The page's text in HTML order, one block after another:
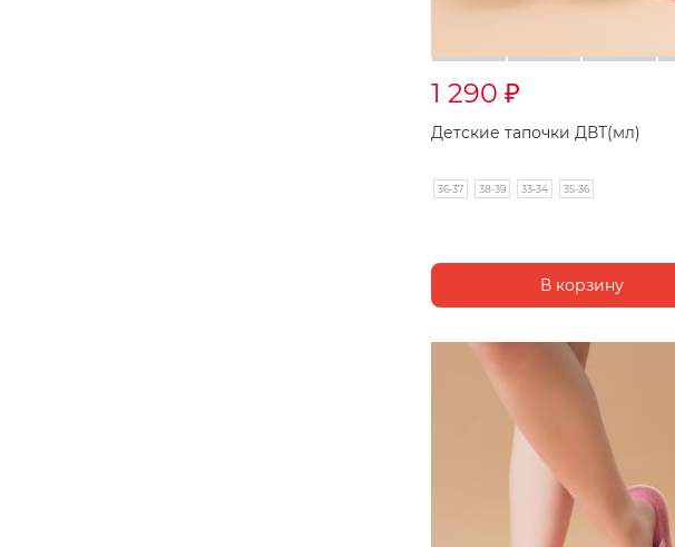
1 290 ₽
Детские тапочки ДВТ(мл)
36-37 38-39 33-34 35-36